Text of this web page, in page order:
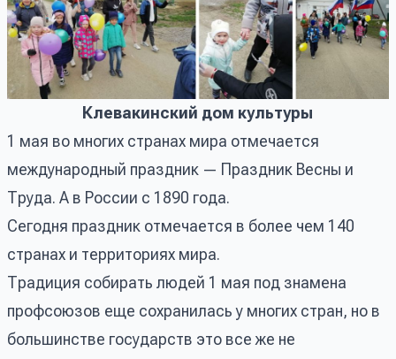
Клевакинский дом культуры
1 мая во многих странах мира отмечается
международный праздник — Праздник Весны и
Труда. А в России с 1890 года.
Сегодня праздник отмечается в более чем 140
странах и территориях мира.
Традиция собирать людей 1 мая под знамена
профсоюзов еще сохранилась у многих стран, но в
большинстве государств это все же не